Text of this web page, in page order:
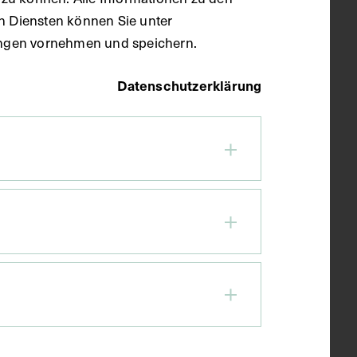
Diensten können Sie unter
vornehmen und speichern.
Datenschutzerklärung